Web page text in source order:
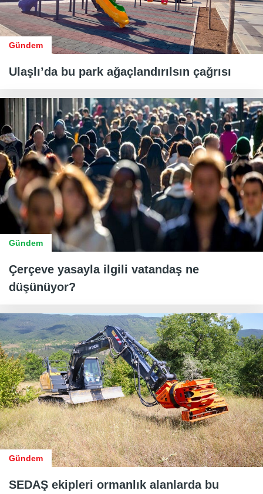
Gündem
Ulaşlı’da bu park ağaçlandırılsın çağrısı
Gündem
Çerçeve yasayla ilgili vatandaş ne
düşünüyor?
Gündem
SEDAŞ ekipleri ormanlık alanlarda bu